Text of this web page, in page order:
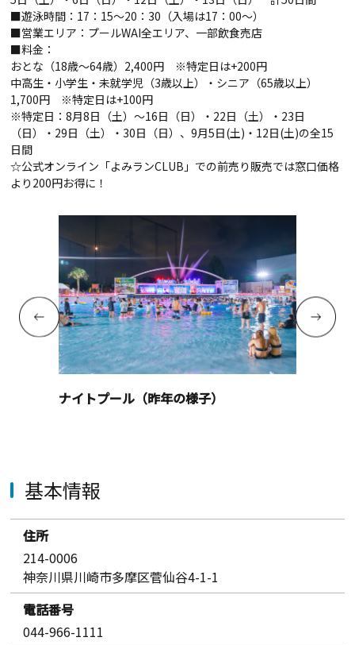
■遊泳時間： 17：15～20：30（入場は17：00～）
■営業エリア：プールWAI全エリア、一部飲食売店
■料金：
おとな（18歳～64歳） 2,400円 ※特定日は+200円
中高生・小学生・未就学児（3歳以上）・シニア（65歳以上）
1,700円 ※特定日は+100円
※特定日：8月8日（土）～16日（日）・ 22日（土）・ 23日
（日）・ 29日（土）・30日（日）、9月5日(土) ・ 12日(土)の全15
日間
☆公式オンライン「よみランCLUB 」での前売り販売では窓口価格
より 200円お得に！
ナイトプール（昨年の様子）
基本情報
住所
214-0006
神奈川県川崎市多摩区菅仙谷4-1-1
電話番号
044-966-1111